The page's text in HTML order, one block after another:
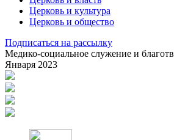
Церковь и культура
Церковь и общество
Подписаться на рассылку
Медико-социальное служение и
Января 2023